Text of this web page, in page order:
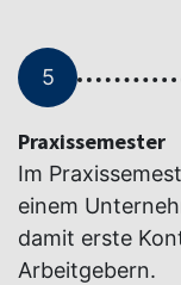
5
Praxissemester
Im
einem
damit erste
Arbeitgebern.